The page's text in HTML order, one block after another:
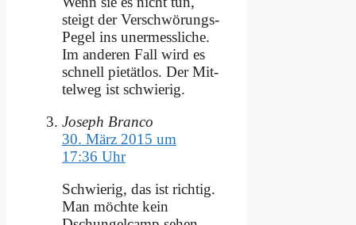
steigt der Ver­schwö­rungs-
Pe­gel ins un­er­mess­li­che.
Im an­de­ren Fall wird es
schnell pie­tät­los. Der Mit­
tel­weg ist schwie­rig.
Joseph Branco
30. März 2015 um
17:36 Uhr
Schwie­rig, das ist rich­tig.
Man möch­te kein